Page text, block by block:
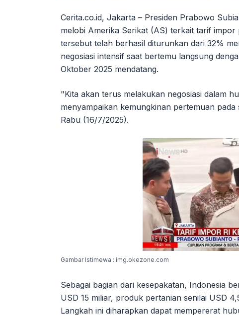
Cerita.co.id, Jakarta – Presiden Prabowo
melobi Amerika Serikat (AS) terkait tarif
tersebut telah berhasil diturunkan dari 32%
negosiasi intensif saat bertemu langsung
Oktober 2025 mendatang.
"Kita akan terus melakukan negosiasi dalam
menyampaikan kemungkinan pertemuan
Rabu (16/7/2025).
Gambar Istimewa : img.okezone.com
Sebagai bagian dari kesepakatan, Indonesia
USD 15 miliar, produk pertanian senilai USD
Langkah ini diharapkan dapat mempererat